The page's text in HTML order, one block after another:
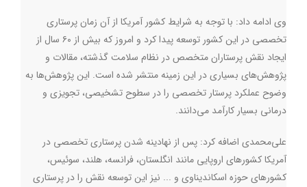
وی ادامه داد: با توجه به شرایط کشور آمریکا از آن زمان پرستاری
تخصصی در این کشور توسعه پیدا کرد و امروز که بیش از ۶۰ سال از
ایجاد نقش پرستاران متخصص در نظام سلامت گذشته، مقالات و
پژوهش‌های بسیاری در این زمینه منتشر شده است. این پژوهش‌ها به
وضوح عملکرد پرستار تخصصی را در سطوح تشخیصی، تجویزی و
درمانی بسیار کارآمد می‌دانند.
علی‌محمدی اضافه کرد: پس از نهادینه شدن پرستاری تخصصی در
آمریکا کشورهای اروپایی مانند انگلستان، فرانسه، هلند، سوئیس،
کشورهای حوزه اسکاندیناوی و ... نیز این توسعه نقش را در پرستاری